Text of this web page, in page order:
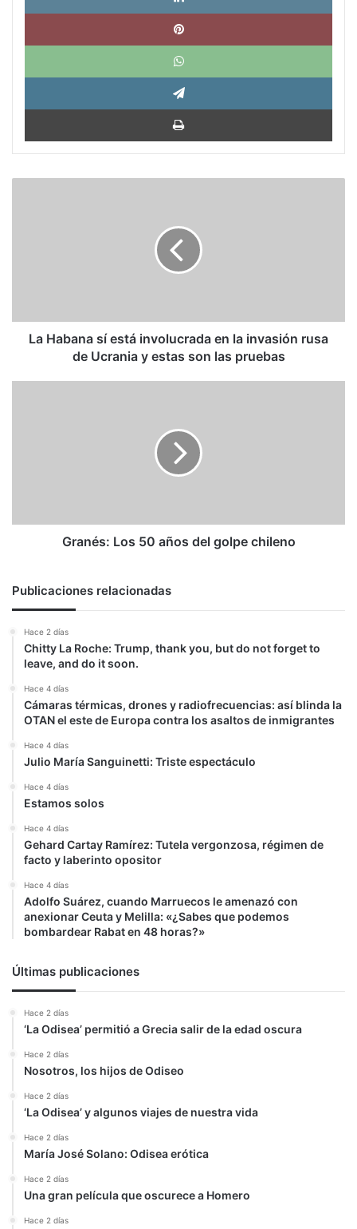
rusa
La Habana sí está involucrada en la invasión rusa
de Ucrania y estas son las pruebas
Granés: Los 50 años del golpe chileno
Publicaciones relacionadas
Hace 2 días
Chitty La Roche: Trump, thank you, but do not forget to
leave, and do it soon.
Hace 4 días
Cámaras térmicas, drones y radiofrecuencias: así blinda la
OTAN el este de Europa contra los asaltos de inmigrantes
Hace 4 días
Julio María Sanguinetti: Triste espectáculo
Hace 4 días
Estamos solos
Hace 4 días
Gehard Cartay Ramírez: Tutela vergonzosa, régimen de
facto y laberinto opositor
Hace 4 días
Adolfo Suárez, cuando Marruecos le amenazó con
anexionar Ceuta y Melilla: «¿Sabes que podemos
bombardear Rabat en 48 horas?»
Últimas publicaciones
Hace 2 días
‘La Odisea’ permitió a Grecia salir de la edad oscura
Hace 2 días
Nosotros, los hijos de Odiseo
Hace 2 días
‘La Odisea’ y algunos viajes de nuestra vida
Hace 2 días
María José Solano: Odisea erótica
Hace 2 días
Una gran película que oscurece a Homero
Hace 2 días